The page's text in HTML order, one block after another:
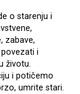
o starenju i
zabave,
i
životu.
i potičemo
umrite stari.